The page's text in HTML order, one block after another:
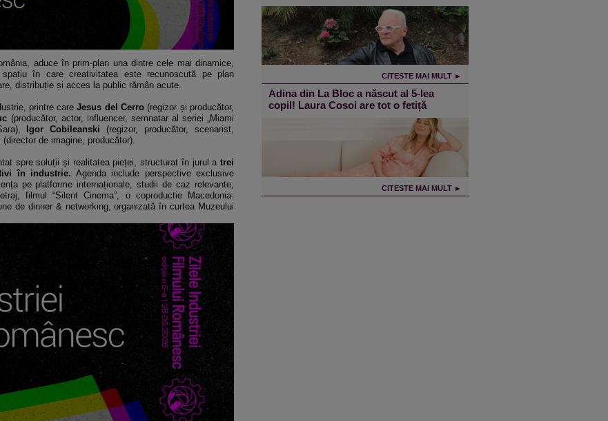
aduce în prim-plan una dintre cele mai dinamice,
în care creativitatea este recunoscută pe plan
distribuție și acces la public rămân acute.
printre careJesus del Cerro (regizor și producător,
(producător, actor, influencer, semnatar al seriei „Miami
Igor Cobileanski (regizor, producător, scenarist,
(director de imagine, producător).
spre soluții și realitatea pieței, structurat în jurul a trei
în industrie. Agenda include perspective exclusive
pe platforme internaționale, studii de caz relevante,
filmul “Silent Cinema”, o coproductie Macedonia-
de dinner & networking, organizată în curtea Muzeului
CITESTE MAI MULT ►
Adina din La Bloc a născut al 5-lea
copil! Laura Cosoi are tot o fetiță
CITESTE MAI MULT ►